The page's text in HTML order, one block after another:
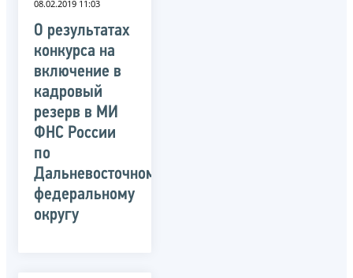
08.02.2019 11:03
О результатах
конкурса на
включение в
кадровый
резерв в МИ
ФНС России
по
Дальневосточному
федеральному
округу